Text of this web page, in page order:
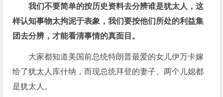
我们不要简单的按历史资料去分辨谁是犹太人，这
样认知事物太拘泥于表象，我们要按他们所处的利益集
团去分辨，才能看清事情的真面目。
大家都知道美国前总统特朗普最爱的女儿伊万卡嫁
给了犹太人库什纳，而现总统拜登的妻子、两个儿媳都
是犹太人。